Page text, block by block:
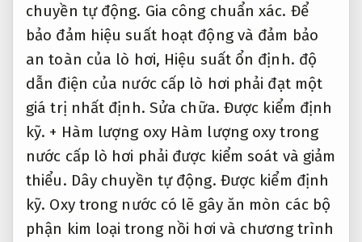
chuyền tự động. Gia công chuẩn xác. Để
bảo đảm hiệu suất hoạt động và đảm bảo
an toàn của lò hơi, Hiệu suất ổn định. độ
dẫn điện của nước cấp lò hơi phải đạt một
giá trị nhất định. Sửa chữa. Được kiểm định
kỹ. + Hàm lượng oxy Hàm lượng oxy trong
nước cấp lò hơi phải được kiểm soát và giảm
thiểu. Dây chuyền tự động. Được kiểm định
kỹ. Oxy trong nước có lẽ gây ăn mòn các bộ
phận kim loại trong nồi hơi và chương trình